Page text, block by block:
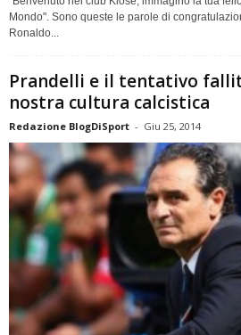
Mondo". Sono queste le parole di
Ronaldo...
Prandelli e il tentativo
nostra cultura calcistica
Redazione BlogDiSport - Giu 25, 2014